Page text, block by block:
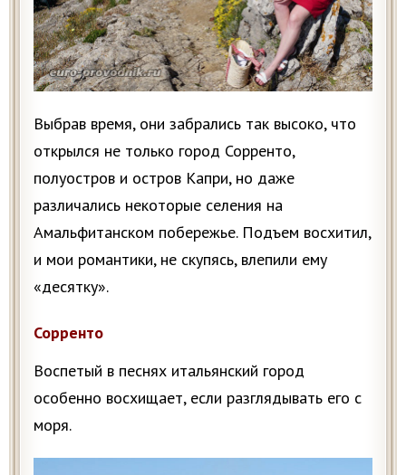
Выбрав время, они забрались так высоко, что
открылся не только город Сорренто,
полуостров и остров Капри, но даже
различались некоторые селения на
Амальфитанском побережье. Подъем восхитил,
и мои романтики, не скупясь, влепили ему
«десятку».
Сорренто
Воспетый в песнях итальянский город
особенно восхищает, если разглядывать его с
моря.